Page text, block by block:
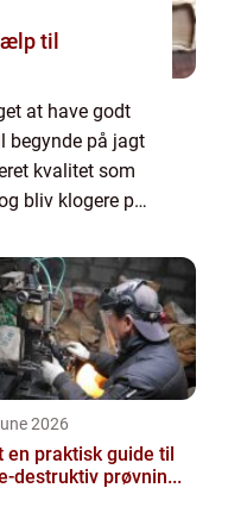
til
at have godt
begynde på jagt
kvalitet som
bliv klogere på,
2026
til
destruktiv prøvnin...